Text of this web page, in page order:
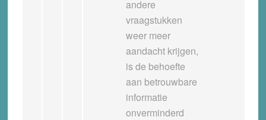
andere
vraagstukken
weer meer
aandacht krijgen,
is de behoefte
aan betrouwbare
informatie
onverminderd